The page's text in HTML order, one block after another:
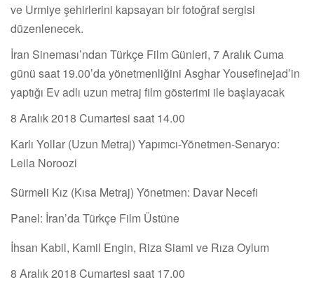
ve Urmiye şehirlerini kapsayan bir fotoğraf sergisi
düzenlenecek.
İran Sineması’ndan Türkçe Film Günleri, 7 Aralık Cuma
günü saat 19.00’da yönetmenliğini Asghar Yousefinejad’in
yaptığı Ev adlı uzun metraj film gösterimi ile başlayacak
8 Aralık 2018 Cumartesi saat 14.00
Karlı Yollar (Uzun Metraj) Yapımcı-Yönetmen-Senaryo:
Leila Noroozi
Sürmeli Kız (Kısa Metraj) Yönetmen: Davar Necefi
Panel: İran’da Türkçe Film Üstüne
İhsan Kabil, Kamil Engin, Riza Siami ve Rıza Oylum
8 Aralık 2018 Cumartesi saat 17.00